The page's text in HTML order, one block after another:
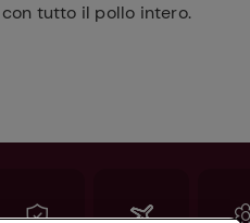
tutto il pollo intero.